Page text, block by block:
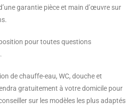
garantie pièce et main d’œuvre sur
pour toutes questions
de chauffe-eau, WC, douche et
gratuitement à votre domicile pour
sur les modèles les plus adaptés